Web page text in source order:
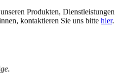
Produkten, Dienstleistungen
kontaktieren Sie uns bitte hier.